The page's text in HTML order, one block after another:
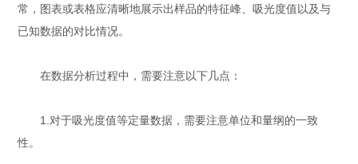
常，图表或表格应清晰地展示出样品的特征峰、吸光度值以及与
已知数据的对比情况。
在数据分析过程中，需要注意以下几点：
1.对于吸光度值等定量数据，需要注意单位和量纲的一致
性。